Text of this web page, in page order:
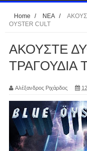
Home / ΝΕΑ /
OYSTER CULT
ΑΚΟΥΣΤΕ
ΤΡΑΓΟΥΔΙΑ
Αλέξανδρος Ριχάρδος